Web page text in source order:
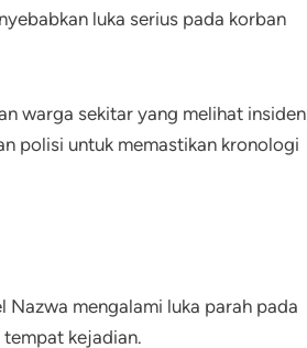
luka serius pada korban
warga sekitar yang melihat insiden
polisi untuk memastikan kronologi
mengalami luka parah pada
kejadian.